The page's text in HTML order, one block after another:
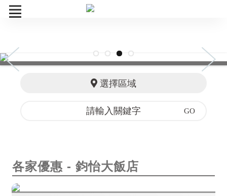
菁鑽券
選擇區域
各家優惠 - 鈞怡大飯店